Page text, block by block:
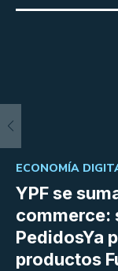
YPF se
commerce:
PedidosYa
productos
ECONOMÍA